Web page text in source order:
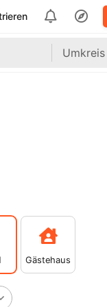
Umkreis
Gästehaus